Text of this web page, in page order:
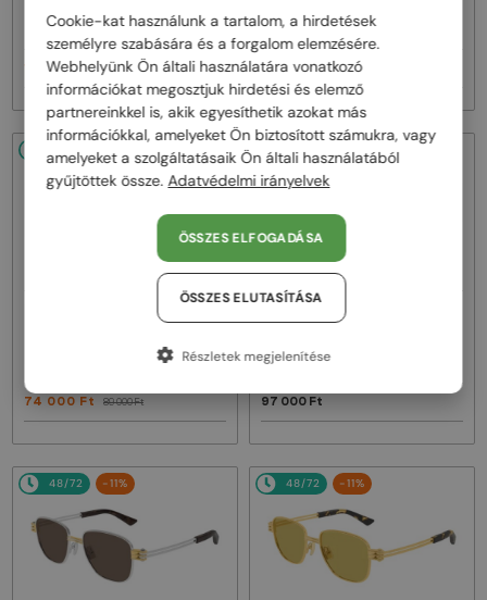
BV1419S - 001 - 56
108 000 Ft 126 000 Ft
BV1429S - 001 - 49
108 000 Ft 126 000 Ft
48/72
74 000 Ft 89 000 Ft
48/72
Bottega Veneta
BV1373S - 001 - 55
97 000 Ft
48/72 -11% 48/72 -11%
Cookie-kat használunk a tartalom, a hirdetések
személyre szabására és a forgalom elemzésére.
Webhelyünk Ön általi használatára vonatkozó
információkat megosztjuk hirdetési és elemző
partnereinkkel is, akik egyesíthetik azokat más
információkkal, amelyeket Ön biztosított számukra, vagy
amelyeket a szolgáltatásaik Ön általi használatából
gyűjtöttek össze.Adatvédelmi irányelvek
ÖSSZES ELFOGADÁSA
ÖSSZES ELUTASÍTÁSA
Részletek megjelenítése